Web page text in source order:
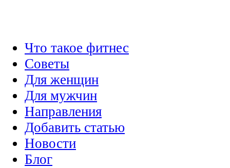
Что такое фитнес
Советы
Для женщин
Для мужчин
Направления
Добавить статью
Новости
Блог